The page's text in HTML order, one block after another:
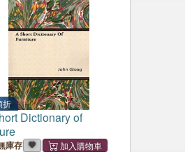
折
Dictionary of
庫存